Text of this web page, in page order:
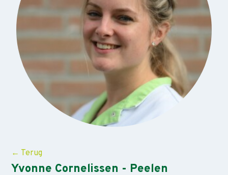
← Terug
Yvonne Cornelissen - Peelen